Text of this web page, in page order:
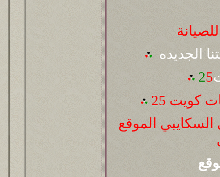
الجديده
25
كويت 25
الموقع